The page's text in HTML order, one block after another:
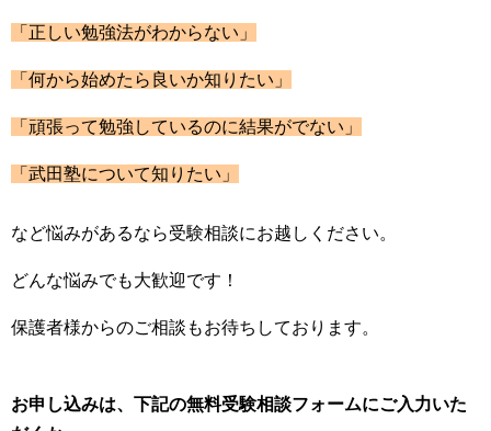
「正しい勉強法がわからない」
「何から始めたら良いか知りたい」
「頑張って勉強しているのに結果がでない」
「武田塾について知りたい」
など悩みがあるなら受験相談にお越しください。
どんな悩みでも大歓迎です！
保護者様からのご相談もお待ちしております。
お申し込みは、下記の無料受験相談フォームにご入力いた